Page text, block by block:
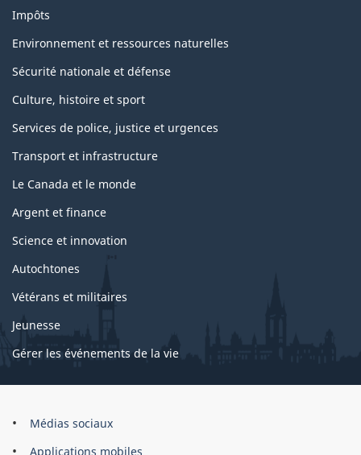
Impôts
Environnement et ressources naturelles
Sécurité nationale et défense
Culture, histoire et sport
Services de police, justice et urgences
Transport et infrastructure
Le Canada et le monde
Argent et finance
Science et innovation
Autochtones
Vétérans et militaires
Jeunesse
Gérer les événements de la vie
Organisation
Médias sociaux
Applications mobiles